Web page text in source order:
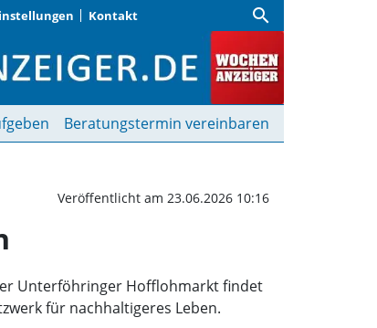
Kontakt search
und
Beratungstermin vereinbaren
Veröffentlicht am 23.06.2026 10:16
Unterföhringer Hofflohmarkt findet
für nachhaltigeres Leben.